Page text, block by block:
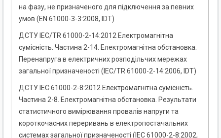
на фазу, не призначеного для підключення за певних
умов (EN 61000-3-3:2008, IDT)
ДСТУ IEC/TR 61000-2-14:2012 Електромагнітна
сумісність. Частина 2-14. Електромагнітна обстановка.
Перенапруга в електричних розподільчих мережах
загальної призначеності (IEC/TR 61000-2-14:2006, IDT)
ДСТУ IEC 61000-2-8:2012 Електромагнітна сумісність.
Частина 2-8. Електромагнітна обстановка. Результати
статистичного вимірювання провалів напруги та
короткочасних переривань в електропостачальних
системах загальної призначеності (IEC 61000-2-8:2002,